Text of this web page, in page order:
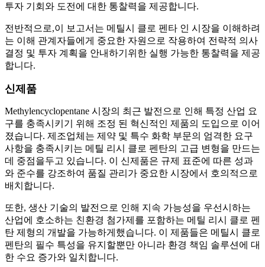
투자 기회와 도전에 대한 통찰력을 제공합니다.
전반적으로,이 보고서는 메틸시 클로 펜타 인 시장을 이해하려
는 이해 관계자들에게 중요한 자원으로 작용하여 전략적 의사
결정 및 투자 계획을 안내하기위한 실행 가능한 통찰력을 제공
합니다.
신제품
Methylencyclopentane 시장의 최근 발전으로 인해 특정 산업 요
구를 충족시키기 위해 조정 된 혁신적인 제품의 도입으로 이어
졌습니다. 제조업체는 제약 및 특수 화학 부문의 엄격한 요구
사항을 충족시키는 메틸 리시 클로 펜탄의 고급 변형을 만드는
데 중점을두고 있습니다. 이 신제품은 규제 표준에 따른 성과
와 준수를 강조하여 품질 관리가 중요한 시장에서 호의적으로
배치합니다.
또한, 생산 기술의 발전으로 인해 지속 가능성을 우선시하는
산업에 호소하는 친환경 첨가제를 포함하는 메틸 리시 클로 펜
탄 제형의 개발을 가능하게했습니다. 이 제품들은 메틸시 클로
펜탄의 필수 특성을 유지할뿐만 아니라 환경 책임 솔루션에 대
한 수요 증가와 일치합니다.